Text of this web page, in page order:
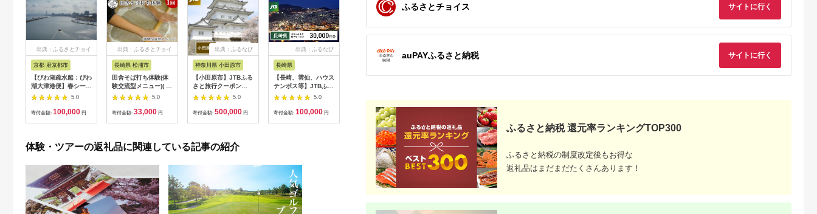
出典：ふるさとチョイ
京都 府京都市
【びわ湖疏水船：びわ
湖大津港便】春シーズ
ン先行予約権（２名様
分の乗船予約の権利）
5.0
寄付金額: 100,000 円
出典：ふるさとチョイ
長崎県 松浦市
田舎そば打ち体験(体
験交流型メニュー)( 体
験 田舎 自然 松浦市
そば そば打ち )【D3-
009】
5.0
寄付金額: 33,000 円
出典：ふるなび
神奈川県 小田原市
【小田原市】JTBふる
さと旅行クーポン
（150,000円分）有効
期間3年（Eメール発
行）｜予約 宿泊 観光
ンライン ネット 電話
神奈川 神奈川
5.0
寄付金額: 500,000 円
出典：ふるなび
長崎県
【長崎、雲仙、ハウス
テンボス等】JTBふる
さと旅行クーポン
（30,000円分）有効
期間3年（Eメール発
5.0
寄付金額: 100,000 円
出典：ふるなび
【箱根町】JTBふるさ
行）｜予約 宿泊 観光
チケット 子供 子連れ
カップル 家族 店頭 オ
ンライン ネット 電話
寄付金額:10,000
【箱根町】JTBふるさ
行）｜予約 宿泊 観光
チケット 子供 子連れ
カップル 家族 店頭 オ
ンライン ネット 電話
箱根
50,000円
令和堂で使える糖質オ
トチケット 】
【廿日市市】JTBふる
プル 家族 店頭 電話
【坂出市】JTBふるさ
チケット 子供 子連れ
釣り船乗船券1名様
体験・ツアーの返礼品に関連している記事の紹介
ふるさとチョイス サイトに行く
auPAYふるさと納税 サイトに行く
ふるさと納税 還元率ランキングTOP300
ふるさと納税の制度改定後もお得な
返礼品はまだまだたくさんあります！